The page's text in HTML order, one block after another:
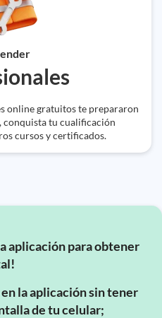
online gratuitos te prepararon
conquista tu cualificación
cursos y certificados.
aplicación para obtener
la aplicación sin tener
de tu celular;